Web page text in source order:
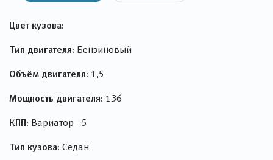
Цвет кузова:
Тип двигателя: Бензиновый
Объём двигателя: 1,5
Мощность двигателя: 136
КПП: Вариатор - 5
Тип кузова: Седан